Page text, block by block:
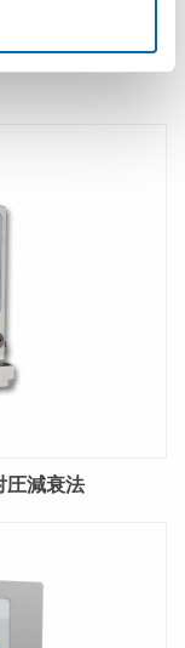
ーによる直接測
圧減衰法